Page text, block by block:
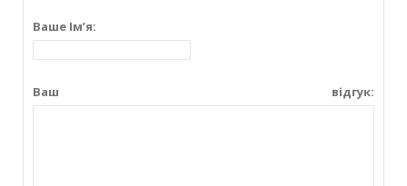
Ваше Ім’я:
Ваш відгук: